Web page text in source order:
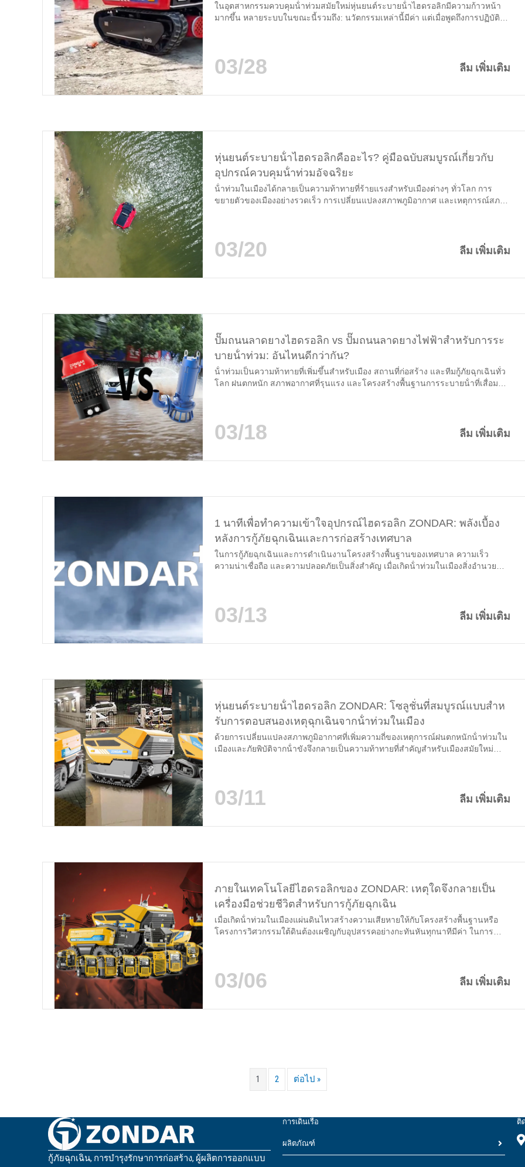
ในอุตสาหกรรมควบคุมน้ําท่วมสมัยใหม่หุ่นยนต์ระบายน้ําไฮดรอลิกมีความก้าวหน้า
มากขึ้น หลายระบบในขณะนี้รวมถึง: นวัตกรรมเหล่านี้มีค่า แต่เมื่อพูดถึงการปฏิบัติ
03/28 ลีม เพิ่มเติม
หุ่นยนต์ระบายน้ําไฮดรอลิกคืออะไร? คู่มือฉบับสมบูรณ์เกี่ยวกับ
อุปกรณ์ควบคุมน้ําท่วมอัจฉริยะ
น้ําท่วมในเมืองได้กลายเป็นความท้าทายที่ร้ายแรงสําหรับเมืองต่างๆ ทั่วโลก การ
ขยายตัวของเมืองอย่างรวดเร็ว การเปลี่ยนแปลงสภาพภูมิอากาศ และเหตุการณ์สภาพ
03/20 ลีม เพิ่มเติม
ปั๊มถนนลาดยางไฮดรอลิก vs ปั๊มถนนลาดยางไฟฟ้าสําหรับการระ
บายน้ําท่วม: อันไหนดีกว่ากัน?
น้ําท่วมเป็นความท้าทายที่เพิ่มขึ้นสําหรับเมือง สถานที่ก่อสร้าง และทีมกู้ภัยฉุกเฉินทั่ว
โลก ฝนตกหนัก สภาพอากาศที่รุนแรง และโครงสร้างพื้นฐานการระบายน้ําที่เสื่อม
03/18 ลีม เพิ่มเติม
1 นาทีเพื่อทําความเข้าใจอุปกรณ์ไฮดรอลิก ZONDAR: พลังเบื้อง
หลังการกู้ภัยฉุกเฉินและการก่อสร้างเทศบาล
ในการกู้ภัยฉุกเฉินและการดําเนินงานโครงสร้างพื้นฐานของเทศบาล ความเร็ว
ความน่าเชื่อถือ และความปลอดภัยเป็นสิ่งสําคัญ เมื่อเกิดน้ําท่วมในเมืองสิ่งอํานวย
มน้ําท่วม วิศวกรรมเทศบาล และการบํารุงรักษาโครงสร้างพื้นฐาน ZONDAR ไฮดรอ
ลิก...
03/13 ลีม เพิ่มเติม
หุ่นยนต์ระบายน้ําไฮดรอลิก ZONDAR: โซลูชั่นที่สมบูรณ์แบบสําห
รับการตอบสนองเหตุฉุกเฉินจากน้ําท่วมในเมือง
ด้วยการเปลี่ยนแปลงสภาพภูมิอากาศที่เพิ่มความถี่ของเหตุการณ์ฝนตกหนักน้ําท่วมใน
เมืองและภัยพิบัติจากน้ําขังจึงกลายเป็นความท้าทายที่สําคัญสําหรับเมืองสมัยใหม่
ดับมืออาชีพที่ออกแบบมาโดยเฉพาะ...
03/11 ลีม เพิ่มเติม
ภายในเทคโนโลยีไฮดรอลิกของ ZONDAR: เหตุใดจึงกลายเป็น
เครื่องมือช่วยชีวิตสําหรับการกู้ภัยฉุกเฉิน
เมื่อเกิดน้ําท่วมในเมืองแผ่นดินไหวสร้างความเสียหายให้กับโครงสร้างพื้นฐานหรือ
โครงการวิศวกรรมใต้ดินต้องเผชิญกับอุปสรรคอย่างกะทันหันทุกนาทีมีค่า ในการ
ปกรณ์ไฮดรอลิกขั้นสูง...
03/06 ลีม เพิ่มเติม
1 2 ต่อไป »
กู้ภัยฉุกเฉิน, การบํารุงรักษาการก่อสร้าง, ผู้ผลิตการออกแบบ
การเดินเรือ
ผลิตภัณฑ์
ติ